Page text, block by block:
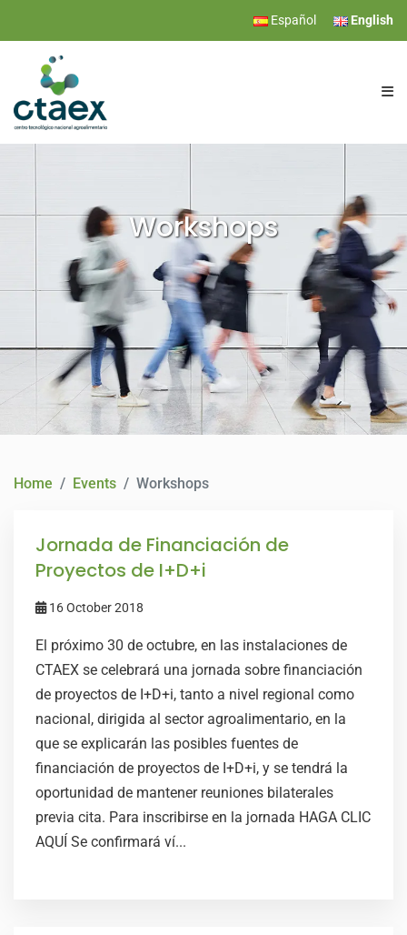
Español English
RESEARCH
SERVICES
NEWS
CONTACT
Workshops
Home Events Workshops
Jornada de Financiación de
Proyectos de I+D+i
16 October 2018
El próximo 30 de octubre, en las instalaciones de
CTAEX se celebrará una jornada sobre financiación
de proyectos de I+D+i, tanto a nivel regional como
nacional, dirigida al sector agroalimentario, en la
que se explicarán las posibles fuentes de
financiación de proyectos de I+D+i, y se tendrá la
oportunidad de mantener reuniones bilaterales
previa cita. Para inscribirse en la jornada HAGA CLIC
AQUÍ Se confirmará ví...